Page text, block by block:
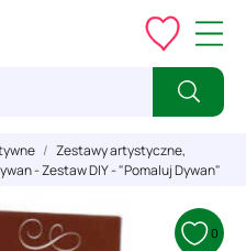
Zestawy artystyczne,
- Zestaw DIY - "Pomaluj Dywan"
0